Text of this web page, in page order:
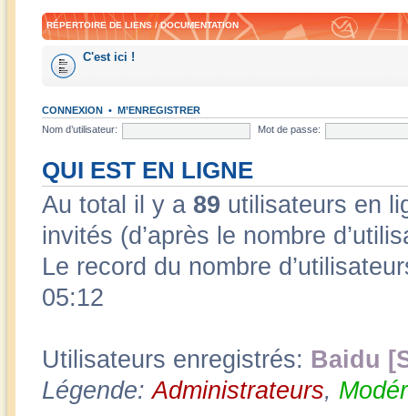
RÉPERTOIRE DE LIENS / DOCUMENTATION
C'est ici !
CONNEXION • M’ENREGISTRER
Nom d’utilisateur:
Mot de passe:
QUI EST EN LIGNE
Au total il y a 89 utilisateurs en
invités (d’après le nombre
Le record du nombre
05:12
Utilisateurs enregistrés: Baidu
Légende:Administrateurs,